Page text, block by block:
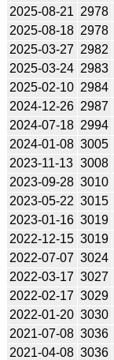
2025-08-21 2978
2025-08-18 2978
2025-03-27 2982
2025-03-24 2983
2025-02-10 2984
2024-12-26 2987
2024-07-18 2994
2024-01-08 3005
2023-11-13 3008
2023-09-28 3010
2023-05-22 3015
2023-01-16 3019
2022-12-15 3019
2022-07-07 3024
2022-03-17 3027
2022-02-17 3029
2022-01-20 3030
2021-07-08 3036
2021-04-08 3036